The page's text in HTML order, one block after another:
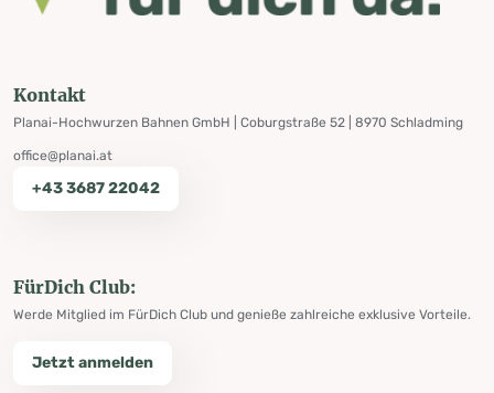
Kontakt
Planai-Hochwurzen Bahnen GmbH | Coburgstraße 52 | 8970 Schladming
office@planai.at
+43 3687 22042
FürDich Club:
Werde Mitglied im FürDich Club und genieße zahlreiche exklusive Vorteile.
Jetzt anmelden